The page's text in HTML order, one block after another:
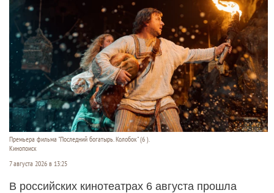
Премьера фильма "Последний богатырь. Колобок" (6 ).
Кинопоиск
7 августа 2026 в 13:25
В российских кинотеатрах 6 августа прошла